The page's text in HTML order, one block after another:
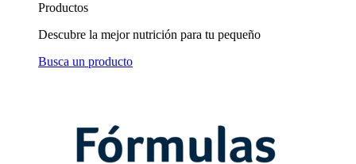
Productos
Descubre la mejor nutrición para tu pequeño
Busca un producto